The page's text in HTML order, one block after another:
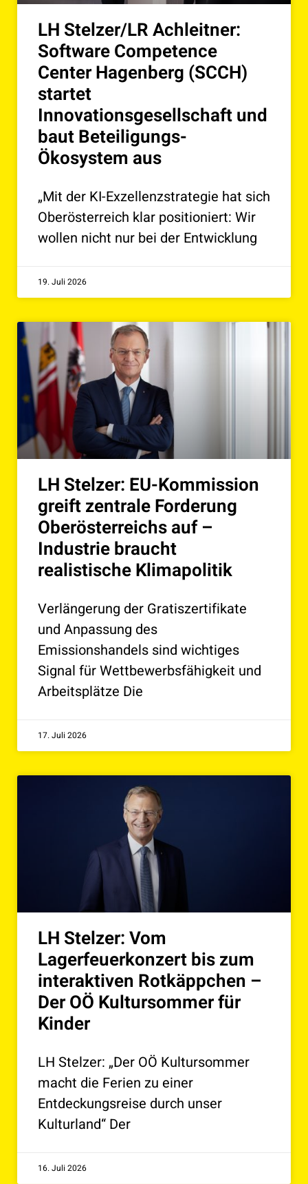
LH Stelzer/LR Achleitner:
Software Competence
Center Hagenberg (SCCH)
startet
Innovationsgesellschaft und
baut Beteiligungs-
Ökosystem aus
„Mit der KI-Exzellenzstrategie hat sich
Oberösterreich klar positioniert: Wir
wollen nicht nur bei der Entwicklung
19. Juli 2026
LH Stelzer: EU-Kommission
greift zentrale Forderung
Oberösterreichs auf –
Industrie braucht
realistische Klimapolitik
Verlängerung der Gratiszertifikate
und Anpassung des
Emissionshandels sind wichtiges
Signal für Wettbewerbsfähigkeit und
Arbeitsplätze Die
17. Juli 2026
LH Stelzer: Vom
Lagerfeuerkonzert bis zum
interaktiven Rotkäppchen –
Der OÖ Kultursommer für
Kinder
LH Stelzer: „Der OÖ Kultursommer
macht die Ferien zu einer
Entdeckungsreise durch unser
Kulturland“ Der
16. Juli 2026